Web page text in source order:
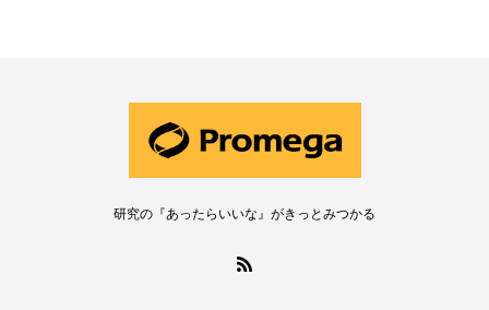
研究の『あったらいいな』がきっとみつかる